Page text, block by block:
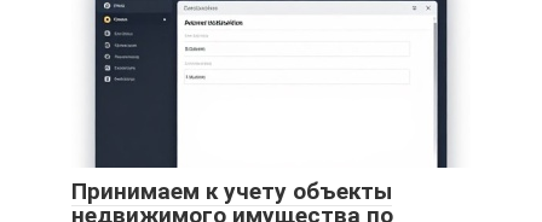
Принимаем к учету объекты
недвижимого имущества по